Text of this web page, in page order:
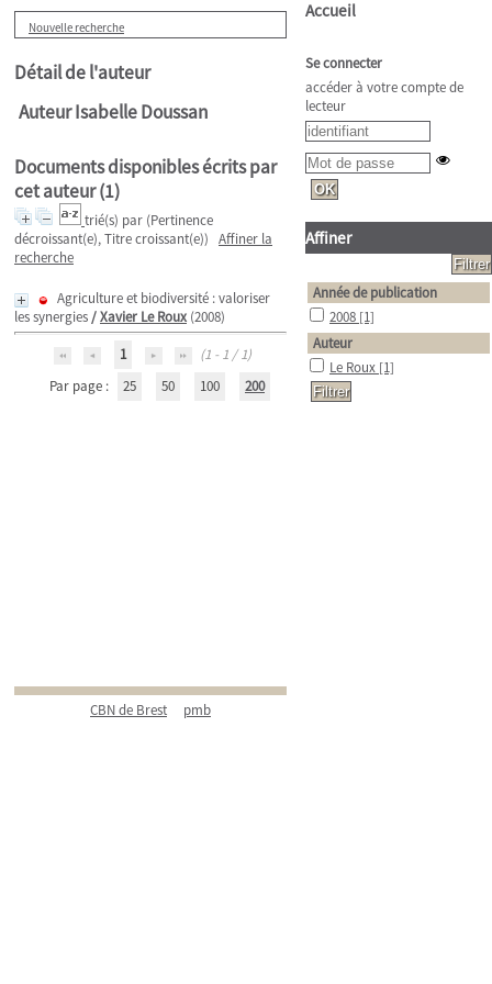
Nouvelle recherche
Détail de l'auteur
Auteur Isabelle Doussan
Documents disponibles écrits par
cet auteur (1)
trié(s) par (Pertinence
décroissant(e), Titre croissant(e)) Affiner la
recherche
Agriculture et biodiversité : valoriser
les synergies/Xavier Le Roux (2008)
1
(1 - 1 / 1)
Par page :
25 50 100 200
CBN de Brest pmb
Accueil
Se connecter
accéder à votre compte de
lecteur
Affiner
Année de publication
2008 [1]
Auteur
Le Roux [1]